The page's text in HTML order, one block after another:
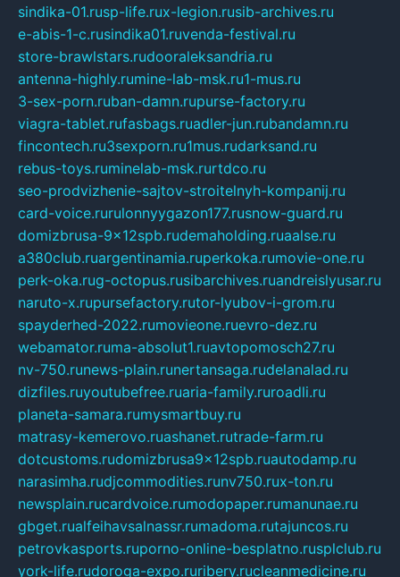
sindika-01.rusp-life.rux-legion.rusib-archives.ru
e-abis-1-c.rusindika01.ruvenda-festival.ru
store-brawlstars.rudooraleksandria.ru
antenna-highly.rumine-lab-msk.ru1-mus.ru
3-sex-porn.ruban-damn.rupurse-factory.ru
viagra-tablet.rufasbags.ruadler-jun.rubandamn.ru
fincontech.ru3sexporn.ru1mus.rudarksand.ru
rebus-toys.ruminelab-msk.rurtdco.ru
seo-prodvizhenie-sajtov-stroitelnyh-kompanij.ru
card-voice.rurulonnyygazon177.rusnow-guard.ru
domizbrusa-9x12spb.rudemaholding.ruaalse.ru
a380club.ruargentinamia.ruperkoka.rumovie-one.ru
perk-oka.rug-octopus.rusibarchives.ruandreislyusar.ru
naruto-x.rupursefactory.rutor-lyubov-i-grom.ru
spayderhed-2022.rumovieone.ruevro-dez.ru
webamator.ruma-absolut1.ruavtopomosch27.ru
nv-750.runews-plain.runertansaga.rudelanalad.ru
dizfiles.ruyoutubefree.ruaria-family.ruroadli.ru
planeta-samara.rumysmartbuy.ru
matrasy-kemerovo.ruashanet.rutrade-farm.ru
dotcustoms.rudomizbrusa9x12spb.ruautodamp.ru
narasimha.rudjcommodities.runv750.rux-ton.ru
newsplain.rucardvoice.rumodopaper.rumanunae.ru
gbget.rualfeihavsalnassr.rumadoma.rutajuncos.ru
petrovkasports.ruporno-online-besplatno.rusplclub.ru
york-life.rudoroga-expo.ruribery.rucleanmedicine.ru